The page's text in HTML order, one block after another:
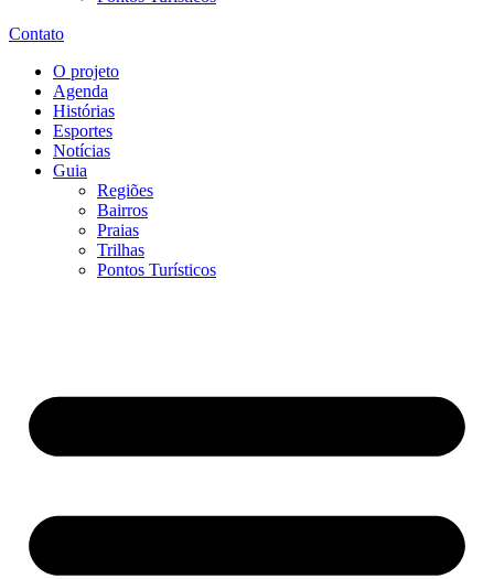
Contato
O projeto
Agenda
Histórias
Esportes
Notícias
Guia
Regiões
Bairros
Praias
Trilhas
Pontos Turísticos